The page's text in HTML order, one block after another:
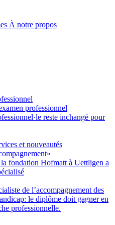
À notre propos
professionnel
reste inchangé pour
et nouveautés
fondation Hofmatt à Uettligen a
de l’accompagnement des
le diplôme doit gagner en
professionnelle.